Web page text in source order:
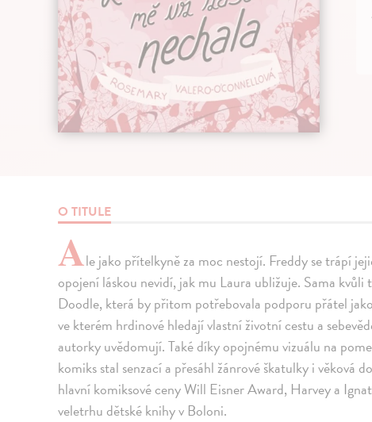
O TITULE
Ale jako přítelkyně za moc nestojí. Freddy se trápí
opojení láskou nevidí, jak mu Laura ubližuje. Sama kvůli
Doodle, která by přitom potřebovala podporu přátel
ve kterém hrdinové hledají vlastní životní cestu a
autorky uvědomují. Také díky opojnému vizuálu na
komiks stal senzací a přesáhl žánrové škatulky i věková
hlavní komiksové ceny Will Eisner Award, Harvey a
veletrhu dětské knihy v Boloni.